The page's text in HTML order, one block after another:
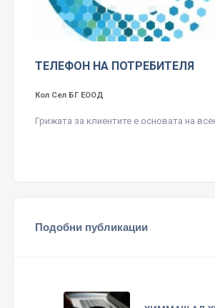
ТЕЛЕФОН НА ПОТРЕБИТЕЛЯ
Кол Сел БГ ЕООД
Грижата за клиентите е основата на
Подобни публикации